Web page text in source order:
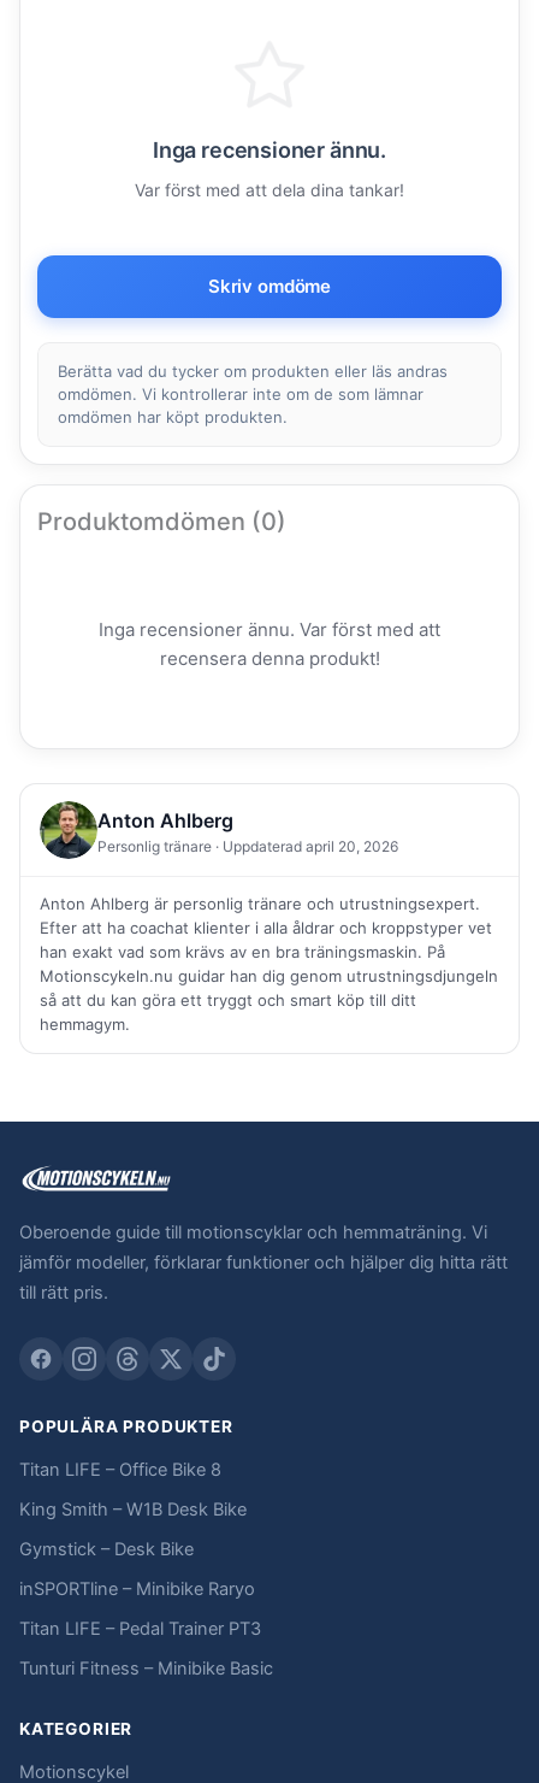
Inga recensioner ännu.
Var först med att dela dina tankar!
Skriv omdöme
Berätta vad du tycker om produkten eller läs andras
omdömen. Vi kontrollerar inte om de som lämnar
omdömen har köpt produkten.
Produktomdömen (0)
Inga recensioner ännu. Var först med att
recensera denna produkt!
Anton Ahlberg
Personlig tränare · Uppdaterad april 20, 2026
Anton Ahlberg är personlig tränare och utrustningsexpert.
Efter att ha coachat klienter i alla åldrar och kroppstyper vet
han exakt vad som krävs av en bra träningsmaskin. På
Motionscykeln.nu guidar han dig genom utrustningsdjungeln
så att du kan göra ett tryggt och smart köp till ditt
hemmagym.
Oberoende guide till motionscyklar och hemmaträning. Vi
jämför modeller, förklarar funktioner och hjälper dig hitta rätt
till rätt pris.
POPULÄRA PRODUKTER
Titan LIFE – Office Bike 8
King Smith – W1B Desk Bike
Gymstick – Desk Bike
inSPORTline – Minibike Raryo
Titan LIFE – Pedal Trainer PT3
Tunturi Fitness – Minibike Basic
KATEGORIER
Motionscykel